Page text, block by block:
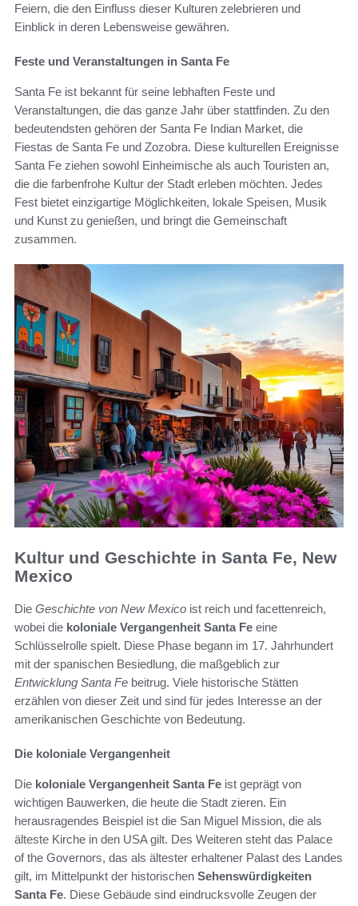
Feiern, die den Einfluss dieser Kulturen zelebrieren und
Einblick in deren Lebensweise gewähren.
Feste und Veranstaltungen in Santa Fe
Santa Fe ist bekannt für seine lebhaften Feste und
Veranstaltungen, die das ganze Jahr über stattfinden. Zu den
bedeutendsten gehören der Santa Fe Indian Market, die
Fiestas de Santa Fe und Zozobra. Diese kulturellen Ereignisse
Santa Fe ziehen sowohl Einheimische als auch Touristen an,
die die farbenfrohe Kultur der Stadt erleben möchten. Jedes
Fest bietet einzigartige Möglichkeiten, lokale Speisen, Musik
und Kunst zu genießen, und bringt die Gemeinschaft
zusammen.
Kultur und Geschichte in Santa Fe, New
Mexico
Die Geschichte von New Mexico ist reich und facettenreich,
wobei die koloniale Vergangenheit Santa Fe eine
Schlüsselrolle spielt. Diese Phase begann im 17. Jahrhundert
mit der spanischen Besiedlung, die maßgeblich zur
Entwicklung Santa Fe beitrug. Viele historische Stätten
erzählen von dieser Zeit und sind für jedes Interesse an der
amerikanischen Geschichte von Bedeutung.
Die koloniale Vergangenheit
Die koloniale Vergangenheit Santa Fe ist geprägt von
wichtigen Bauwerken, die heute die Stadt zieren. Ein
herausragendes Beispiel ist die San Miguel Mission, die als
älteste Kirche in den USA gilt. Des Weiteren steht das Palace
of the Governors, das als ältester erhaltener Palast des Landes
gilt, im Mittelpunkt der historischen Sehenswürdigkeiten
Santa Fe. Diese Gebäude sind eindrucksvolle Zeugen der